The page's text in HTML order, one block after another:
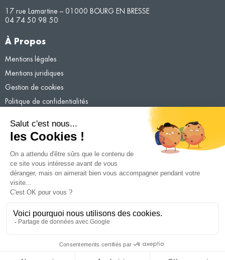
17 rue Lamartine – 01000 BOURG EN BRESSE
04 74 50 98 50
À Propos
Mentions légales
Mentions juridiques
Gestion de cookies
Politique de confidentialités
Apricot Immobilier
Plan du site
© 2025 Apricot Immobilier - Conception du site :
joliPixel